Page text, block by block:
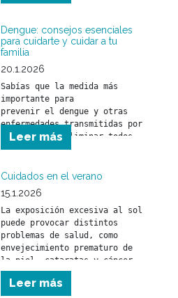
Dengue: consejos esenciales
para cuidarte y cuidar a tu
familia
20.1.2026
Sabías que la medida más
importante para
prevenir el dengue y otras
enfermedades transmitidas por
mosquitos es eliminar todos
los objetos o recipientes que
criaderos.
Leer más
Cuidados en el verano
15.1.2026
La exposición excesiva al sol
puede provocar distintos
problemas de salud, como
envejecimiento prematuro de
la piel, cataratas y cáncer
de piel.
Leer más